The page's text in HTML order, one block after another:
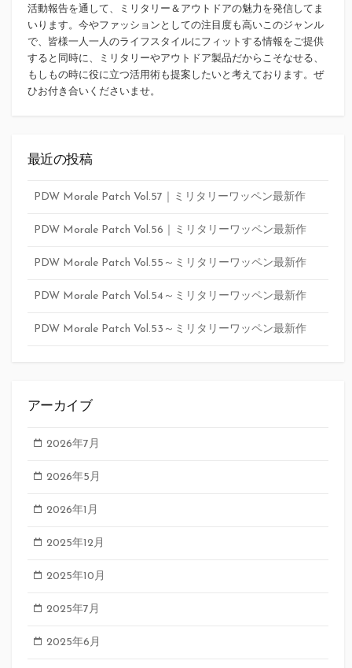
活動報告を通して、ミリタリー＆アウトドアの魅力を発信してま
いります。今やファッションとしての注目度も高いこのジャンル
で、皆様一人一人のライフスタイルにフィットする情報をご提供
すると同時に、ミリタリーやアウトドア製品だからこそなせる、
もしもの時に役に立つ活用術も提案したいと考えております。ぜ
ひお付き合いくださいませ。
最近の投稿
PDW Morale Patch Vol.57｜ミリタリーワッペン最新作
PDW Morale Patch Vol.56｜ミリタリーワッペン最新作
PDW Morale Patch Vol.55～ミリタリーワッペン最新作
PDW Morale Patch Vol.54～ミリタリーワッペン最新作
PDW Morale Patch Vol.53～ミリタリーワッペン最新作
アーカイブ
2026年7月
2026年5月
2026年1月
2025年12月
2025年10月
2025年7月
2025年6月